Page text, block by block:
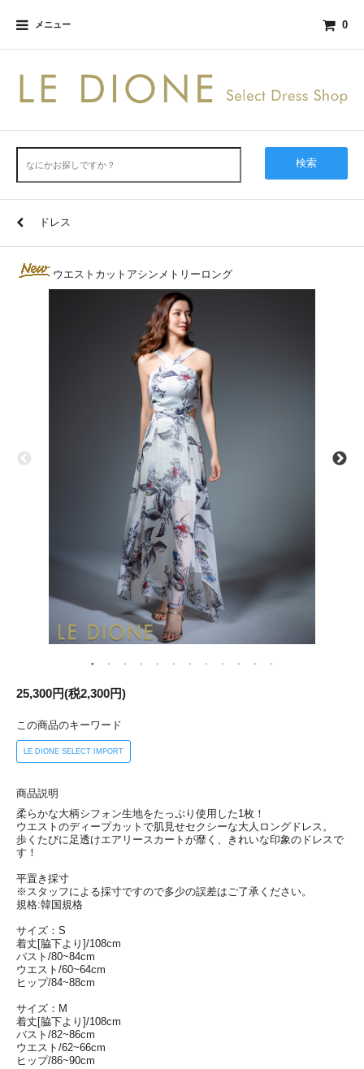
メニュー 0
検索
ドレス
ウエストカットアシンメトリーロング
25,300円(税2,300円)
この商品のキーワード
LE DIONE SELECT IMPORT
商品説明
柔らかな大柄シフォン生地をたっぷり使用した1枚！
ウエストのディープカットで肌見せセクシーな大人ロングドレス。
歩くたびに足透けエアリースカートが靡く、きれいな印象のドレスで
す！
平置き採寸
※スタッフによる採寸ですので多少の誤差はご了承ください。
規格:韓国規格
サイズ：S
着丈[脇下より]/108cm
バスト/80~84cm
ウエスト/60~64cm
ヒップ/84~88cm
サイズ：M
着丈[脇下より]/108cm
バスト/82~86cm
ウエスト/62~66cm
ヒップ/86~90cm